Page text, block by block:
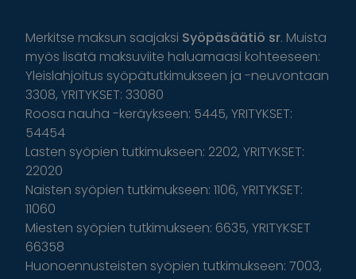
Merkitse maksun saajaksi Syöpäsäätiö sr. Muista
myös lisätä maksuviite haluamaasi kohteeseen:
Yleislahjoitus syöpätutkimukseen ja -neuvontaan
3308, YRITYKSET: 33080
Roosa nauha -keräykseen: 5445, YRITYKSET:
54454
Lasten syöpien tutkimukseen: 2202, YRITYKSET:
22020
Naisten syöpien tutkimukseen: 1106, YRITYKSET:
11060
Miesten syöpien tutkimukseen: 6635, YRITYKSET
66358
Huonoennusteisten syöpien tutkimukseen: 7003,